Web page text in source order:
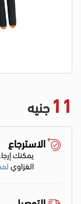
11 جنيه
الاسترجاع
يمكنك
الغزاوي